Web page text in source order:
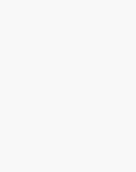
慈善計劃
Dragon Trail
音樂夜2025